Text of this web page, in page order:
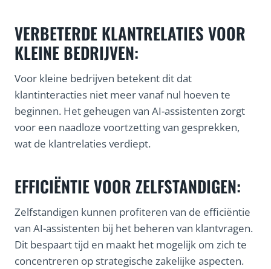
VERBETERDE KLANTRELATIES VOOR
KLEINE BEDRIJVEN:
Voor kleine bedrijven betekent dit dat
klantinteracties niet meer vanaf nul hoeven te
beginnen. Het geheugen van AI-assistenten zorgt
voor een naadloze voortzetting van gesprekken,
wat de klantrelaties verdiept.
EFFICIËNTIE VOOR ZELFSTANDIGEN:
Zelfstandigen kunnen profiteren van de efficiëntie
van AI-assistenten bij het beheren van klantvragen.
Dit bespaart tijd en maakt het mogelijk om zich te
concentreren op strategische zakelijke aspecten.